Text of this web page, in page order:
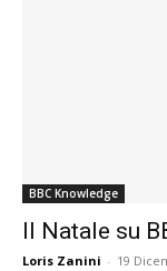
BBC Knowledge
Il Natale su
Loris Zanini - 19